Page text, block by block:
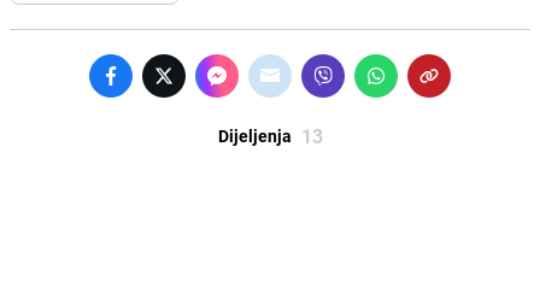
Dijeljenja 13